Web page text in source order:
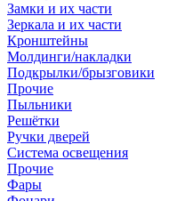
Замки и их части
Зеркала и их части
Кронштейны
Молдинги/накладки
Подкрылки/брызговики
Прочие
Пыльники
Решётки
Ручки дверей
Система освещения
Прочие
Фары